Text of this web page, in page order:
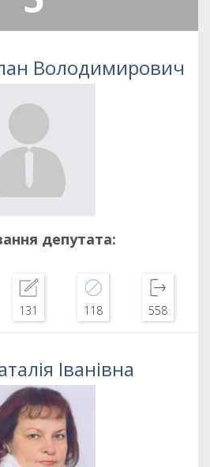
Володимирович
депутата:
131 118 558
Іванівна